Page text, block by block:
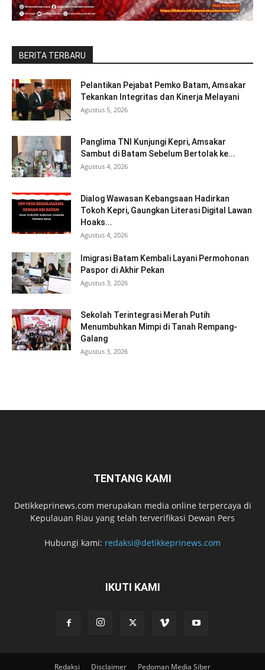
BERITA TERBARU
Pelantikan Pejabat Pemko Batam, Amsakar
Tekankan Integritas dan Kinerja Melayani
Agustus 5, 2026
Panglima TNI Kunjungi Kepri, Amsakar
Sambut di Batam Sebelum Bertolak ke...
Agustus 4, 2026
Dialog Wawasan Kebangsaan Hadirkan
Tokoh Kepri, Gaungkan Literasi Digital Lawan
Hoaks...
Agustus 4, 2026
Imigrasi Batam Kembali Layani Permohonan
Paspor di Akhir Pekan
Agustus 3, 2026
Sekolah Terintegrasi Merah Putih
Menumbuhkan Mimpi di Tanah Rempang-
Galang
Agustus 3, 2026
TENTANG KAMI
Detikkeprinews.com merupakan media online terpercaya di
Kepulauan Riau yang telah terverifikasi Dewan Pers
Hubungi kami: redaksi@detikkeprinews.com
IKUTI KAMI
Redaksi Disclaimer Pedoman Media Siber